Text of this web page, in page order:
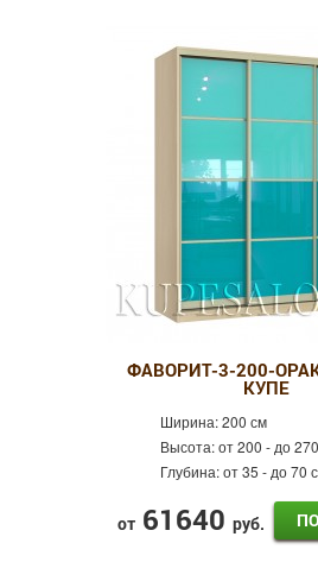
ФАВОРИТ-3-200-
КУПЕ
Ширина:200 см
Высота:от 200 - до
Глубина:от 35 - до 70
от 61640 руб.